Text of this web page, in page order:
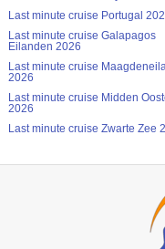
Last minute cruise Portugal
Last minute cruise Galapagos
Eilanden 2026
Last minute cruise
2026
Last minute cruise Midden
2026
Last minute cruise Zwarte Zee